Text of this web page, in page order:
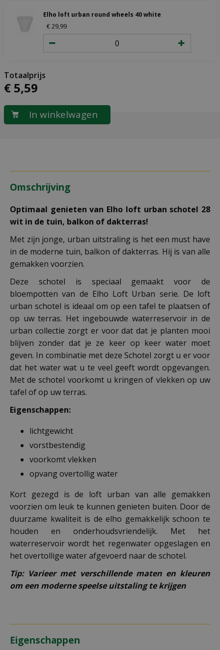
Elho loft urban round wheels 40 white
€ 29 99
€ 5,59
Omschrijving
Optimaal genieten van Elho loft urban schotel 28
wit in de tuin, balkon of dakterras!
Met zijn jonge, urban uitstraling is het een must have
in de moderne tuin, balkon of dakterras. Hij is van alle
gemakken voorzien.
Deze schotel is speciaal gemaakt voor de
bloempotten van de Elho Loft Urban serie. De loft
urban schotel is ideaal om op een tafel te plaatsen of
op uw terras. Het ingebouwde waterreservoir in de
urban collectie zorgt er voor dat dat je planten mooi
blijven zonder dat je ze keer op keer water moet
geven. In combinatie met deze Schotel zorgt u er voor
dat het water wat u te veel geeft wordt opgevangen.
Met de schotel voorkomt u kringen of vlekken op uw
tafel of op uw terras.
Eigenschappen:
lichtgewicht
vorstbestendig
voorkomt vlekken
opvang overtollig water
Kort gezegd is de loft urban van alle gemakken
voorzien om leuk te kunnen genieten buiten. Door de
duurzame kwaliteit is de elho gemakkelijk schoon te
houden en onderhoudsvriendelijk. Met het
waterreservoir wordt het regenwater opgeslagen en
het overtollige water afgevoerd naar de schotel.
Tip: Varieer met verschillende maten en kleuren
om een moderne speelse uitstaling te krijgen
Eigenschappen